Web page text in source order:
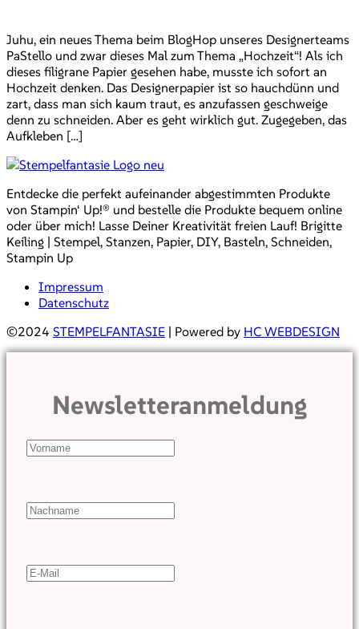
Juhu, ein neues Thema beim BlogHop unseres Designerteams
PaStello und zwar dieses Mal zum Thema „Hochzeit“! Als ich
dieses filigrane Papier gesehen habe, musste ich sofort an
Hochzeit denken. Das Designerpapier ist so hauchdünn und
zart, dass man sich kaum traut, es anzufassen geschweige
denn zu schneiden. Aber es geht wirklich gut. Zugegeben, das
Aufkleben […]
Entdecke die perfekt aufeinander abgestimmten Produkte
von Stampin‘ Up!® und bestelle die Produkte bequem online
oder über mich! Lasse Deiner Kreativität freien Lauf! Brigitte
Keiling | Stempel, Stanzen, Papier, DIY, Basteln, Schneiden,
Stampin Up
Impressum
Datenschutz
©2024 STEMPELFANTASIE | Powered by HC WEBDESIGN
Newsletteranmeldung